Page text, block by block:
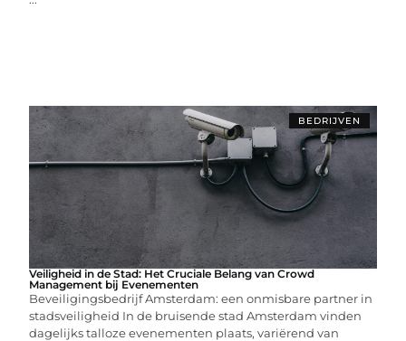
BEDRIJVEN
Veiligheid in de Stad: Het Cruciale Belang van Crowd
Management bij Evenementen
Beveiligingsbedrijf Amsterdam: een onmisbare partner in
stadsveiligheid In de bruisende stad Amsterdam vinden
dagelijks talloze evenementen plaats, variërend van